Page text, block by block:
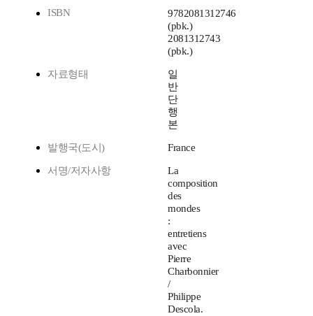
ISBN
9782081312746
(pbk.)
2081312743
(pbk.)
자료형태
일
반
단
행
본
발행국(도시) France
서명/저자사항
La
composition
des
mondes
:
entretiens
avec
Pierre
Charbonnier
/
Philippe
Descola.